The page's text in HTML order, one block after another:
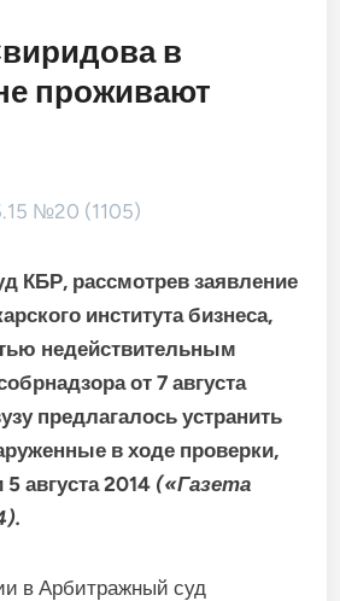
в
проживают
№20 (1105)
КБР, рассмотрев заявление
института бизнеса,
недействительным
от 7 авгу­ста
пред­лагалось устранить
в ходе проверки,
августа 2014 («Газета
в Арбит­ражный суд